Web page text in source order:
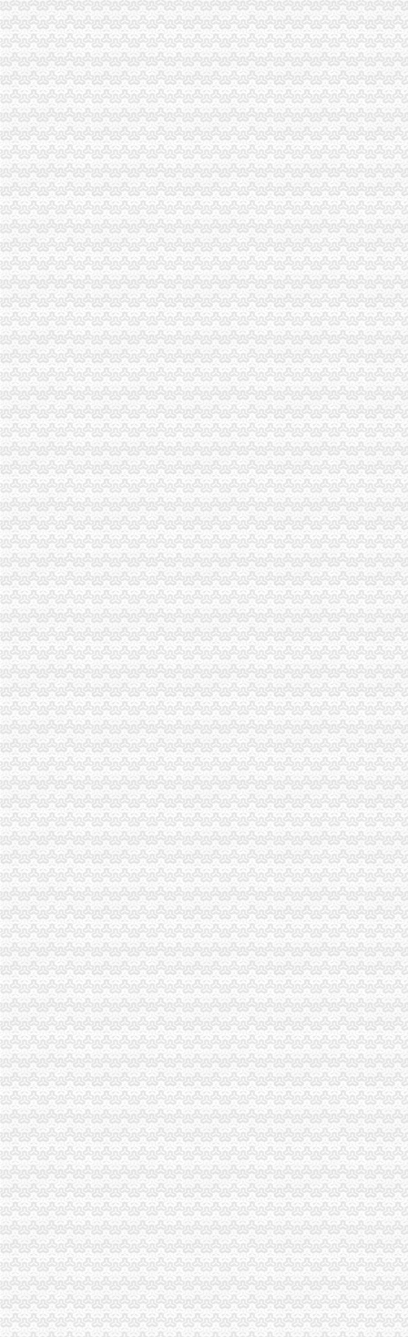
注册南昌公司报税【今日推荐网-南昌工商/税务/财务】
香港公司报税流程-香港记帐报税-香港骏诚商务有限公司
香港公司报税缴税流程_蓝海35周年庆【免费】注册香港公司仅100名